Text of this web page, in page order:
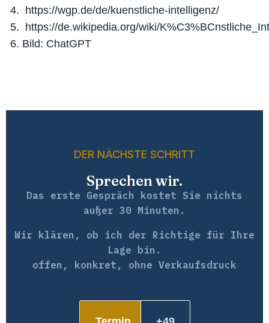
https://wgp.de/de/kuenstliche-intelligenz/
https://de.wikipedia.org/wiki/
Bild: ChatGPT
DER NÄCHSTE SCHRITT
Sprechen wir.
Das erste Gespräch kostet Sie nichts
außer 30 Minuten.
Wir klären, ob ich der Richtige für Ihre
Lage bin.
offen, konkret, ohne Verkaufsdruck